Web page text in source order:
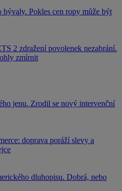
bývaly. Pokles cen ropy může být
2 zdražení povolenek nezabrání.
zmírnit
jenu. Zrodil se nový intervenční
doprava poráží slevy a
dluhopisu. Dobrá, nebo